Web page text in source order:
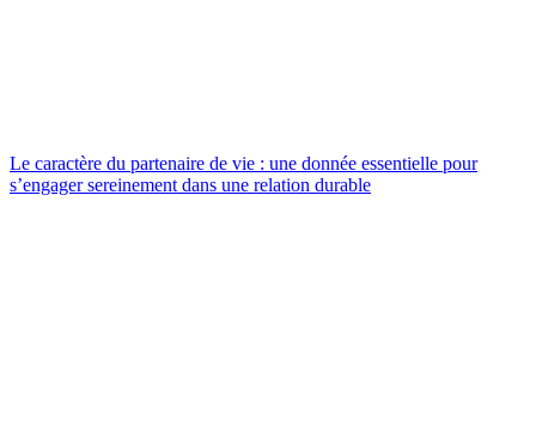
Le caractère du partenaire de vie : une donnée essentielle pour
s’engager sereinement dans une relation durable